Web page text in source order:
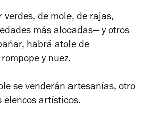
de mole, de rajas,
más alocadas— y otros
habrá atole de
y nuez.
se venderán artesanías, otro
elencos artísticos.